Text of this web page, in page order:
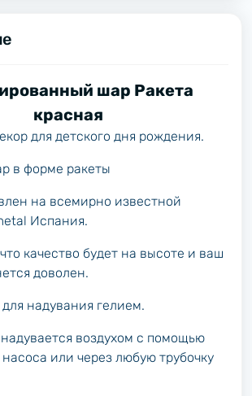
шар Ракета
красная
для детского дня рождения.
в форме ракеты
на всемирно известной
Испания.
качество будет на высоте и ваш
доволен.
надувания гелием.
воздухом с помощью
или через любую трубочку